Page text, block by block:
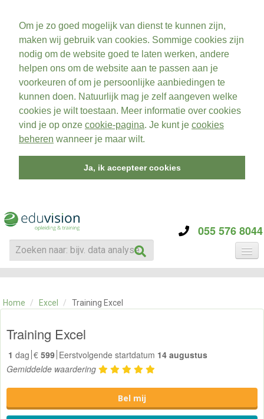
Om je zo goed mogelijk van dienst te kunnen zijn,
maken wij gebruik van cookies. Sommige cookies zijn
nodig om de website goed te laten werken, andere
helpen ons om de website aan te passen aan je
voorkeuren of om je persoonlijke aanbiedingen te
kunnen doen. Natuurlijk mag je zelf aangeven welke
cookies je wilt toestaan. Meer informatie over cookies
vind je op onze cookie-pagina. Je kunt je cookies
beheren wanneer je maar wilt.
Ja, ik accepteer cookies
055 576 8044
CATEGORIE
OVER ONS
SKILLS ALCHEMIST
Home / Excel / Training Excel
Training Excel
1 dag € 599 Eerstvolgende startdatum 14 augustus
Gemiddelde waardering
Bel mij